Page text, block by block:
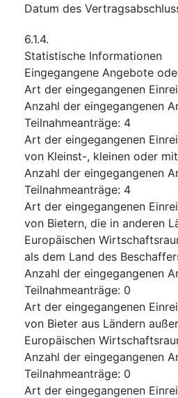
Datum des
6.1.4.
Statistische Informationen
Eingegangene Angebote
Art der eingegangenen
Anzahl der eingegangenen
Teilnahmeanträge: 4
Art der eingegangenen
von Kleinst-, kleinen oder
Anzahl der eingegangenen
Teilnahmeanträge: 4
Art der eingegangenen
von Bietern, die in anderen
Europäischen
als dem Land des
Anzahl der eingegangenen
Teilnahmeanträge: 0
Art der eingegangenen
von Bieter aus Ländern
Europäischen
Anzahl der eingegangenen
Teilnahmeanträge: 0
Art der eingegangenen